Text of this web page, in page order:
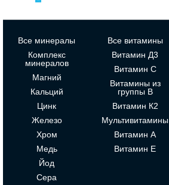
Все минералы
Комплекс
минералов
Магний
Кальций
Цинк
Железо
Хром
Медь
Йод
Сера
Все витамины
Витамин Д3
Витамин С
Витамины из
группы В
Витамин К2
Мультивитамины
Витамин А
Витамин Е